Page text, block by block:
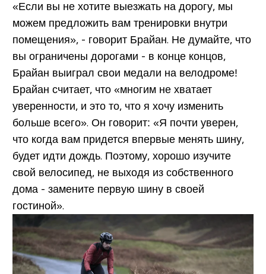
«Если вы не хотите выезжать на дорогу, мы
можем предложить вам тренировки внутри
помещения», - говорит Брайан. Не думайте, что
вы ограничены дорогами - в конце концов,
Брайан выиграл свои медали на велодроме!
Брайан считает, что «многим не хватает
уверенности, и это то, что я хочу изменить
больше всего». Он говорит: «Я почти уверен,
что когда вам придется впервые менять шину,
будет идти дождь. Поэтому, хорошо изучите
свой велосипед, не выходя из собственного
дома - замените первую шину в своей
гостиной».